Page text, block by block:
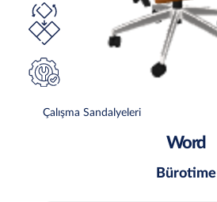
Çalışma Sandalyeleri
Word
Bürotime